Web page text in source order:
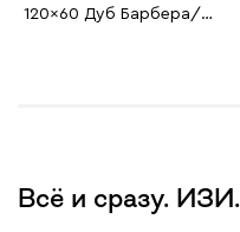
120x60 Дуб Барбера/
Всё и сразу. ИЗИ.